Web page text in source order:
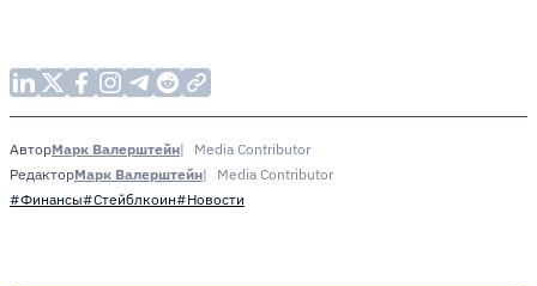
АвторМарк Валерштейн
Media Contributor
РедакторМарк Валерштейн
Media Contributor
#Финансы#Стейблкоин#Новости